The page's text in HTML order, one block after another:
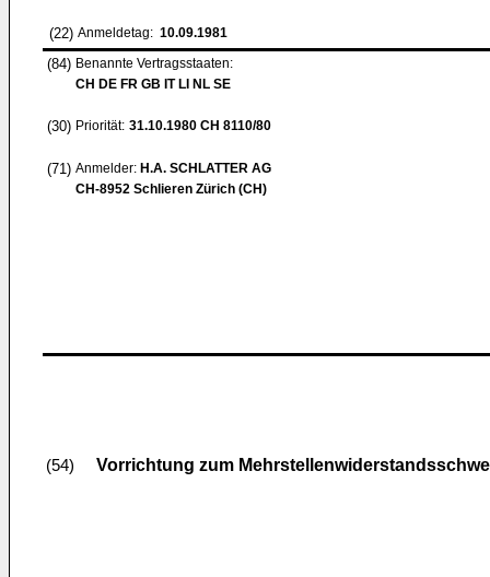
(22) Anmeldetag: 10.09.1981
(84) Benannte Vertragsstaaten:
CH DE FR GB IT LI NL SE
(30) Priorität: 31.10.1980 CH 8110/80
(71) Anmelder: H.A. SCHLATTER AG
CH-8952 Schlieren Zürich (CH)
(54) Vorrichtung zum